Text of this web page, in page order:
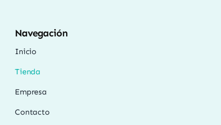
Navegación
Inicio
Tienda
Empresa
Contacto